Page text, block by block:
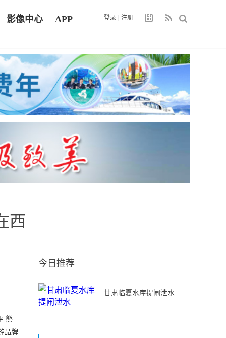
登录 注册
影像中心 APP
西
·熊
品牌
今日推荐
甘肃临夏水库提闸泄水